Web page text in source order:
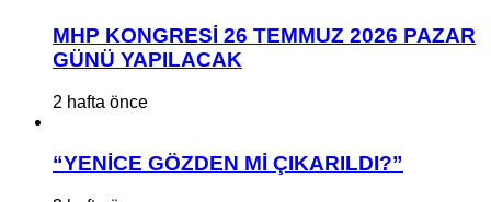
MHP KONGRESİ 26 TEMMUZ 2026 PAZAR
GÜNÜ YAPILACAK
2 hafta önce
“YENİCE GÖZDEN Mİ ÇIKARILDI?”